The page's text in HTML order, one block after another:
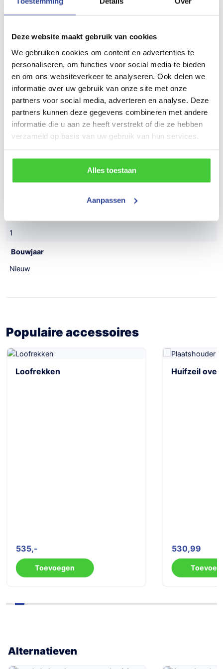
Deze website maakt gebruik van cookies
We gebruiken cookies om content en advertenties te
personaliseren, om functies voor social media te bieden
en om ons websiteverkeer te analyseren. Ook delen we
informatie over uw gebruik van onze site met onze
partners voor social media, adverteren en analyse. Deze
partners kunnen deze gegevens combineren met andere
informatie die u aan ze heeft verstrekt of die ze hebben
verzameld op basis van uw gebruik van hun services.
Alles toestaan
Aanpassen
45 cm
Maatvoering (inwendig)
257x130 cm (LxBxH)
Maatvoering (uitwendig)
375x175 cm (LxBxH)
Gewicht
230 kg
Draagvermogen (bruto)
1450 kg
1
Bouwjaar
Nieuw
Populaire accessoires
Loofrekken
535
Toevoegen
Huifzeil
530,99
Alternatieven